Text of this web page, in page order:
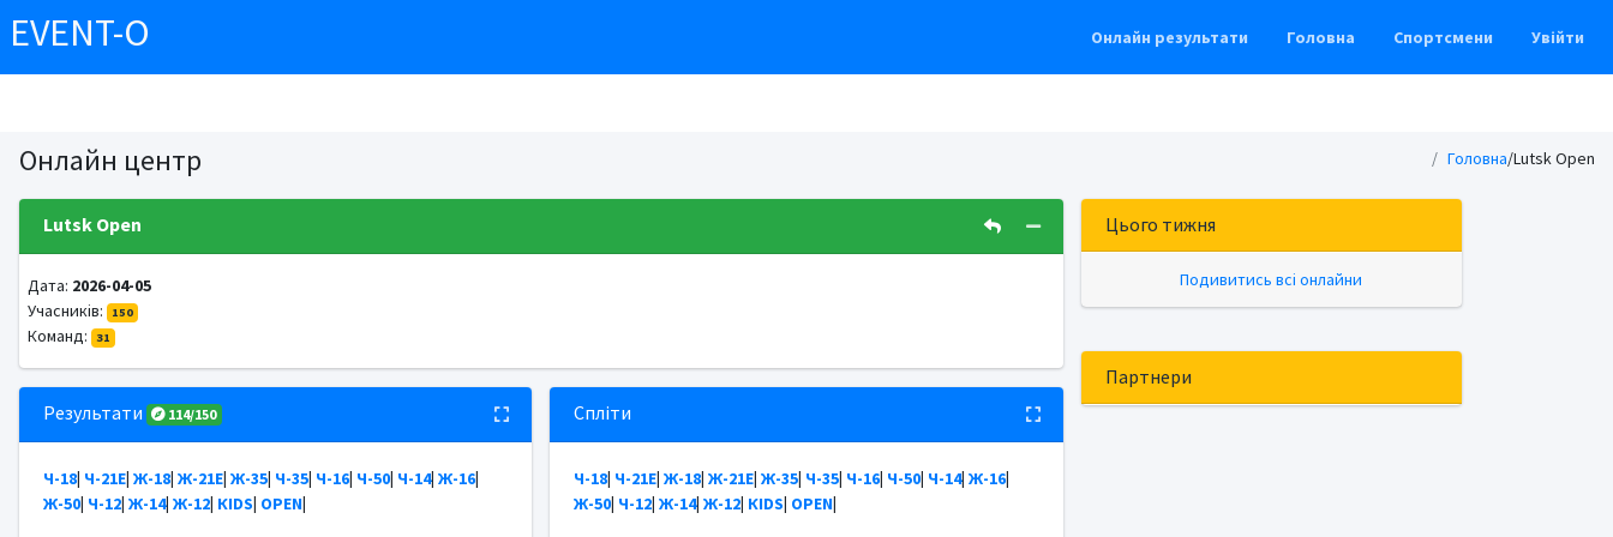
EVENT-O Онлайн результати Головна Спортсмени Увійти
Онлайн центр Головна/Lutsk Open
Lutsk Open
Дата: 2026-04-05
Учасників:
150
Команд: 31
Результати 114/150
Ч-18| Ч-21Е| Ж-18| Ж-21Е| Ж-35| Ч-35| Ч-16| Ч-50| Ч-14| Ж-16|
Ж-50| Ч-12| Ж-14| Ж-12| КІDS| OPEN|
Спліти
Ч-18| Ч-21Е|Ж-18|Ж-21Е|Ж-35| Ч-35| Ч-16| Ч-50| Ч-14|Ж-16|
Ж-50| Ч-12|Ж-14|Ж-12| КІDS| OPEN|
Цього тижня
Подивитись всі онлайни
Партнери